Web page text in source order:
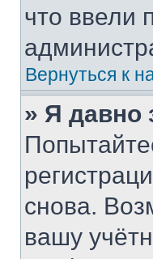
что ввели
Вернуться к
» Я давно
снова.
вашу